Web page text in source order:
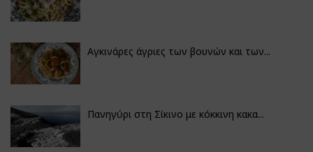
Αγκινάρες άγριες των βουνών και των...
Πανηγύρι στη Σίκινο με κόκκινη κακα...